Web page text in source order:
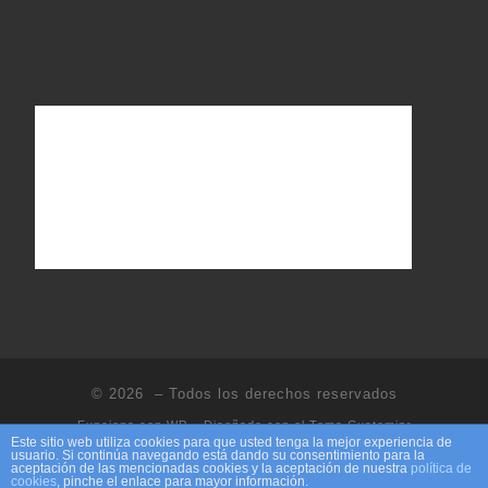
© 2026 – Todos los derechos reservados
Funciona conWP– Diseñado con elTema Customizr
Este sitio web utiliza cookies para que usted tenga la mejor experiencia de
usuario. Si continúa navegando está dando su consentimiento para la
aceptación de las mencionadas cookies y la aceptación de nuestra política de
cookies, pinche el enlace para mayor información.